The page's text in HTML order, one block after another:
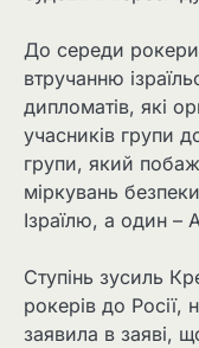
До середи рокери
втручанню
дипломатів, які
учасників групи
групи, який
міркувань
Ізраїлю, а один –
Ступінь зусиль
рокерів до Росії,
заявила в заяві,